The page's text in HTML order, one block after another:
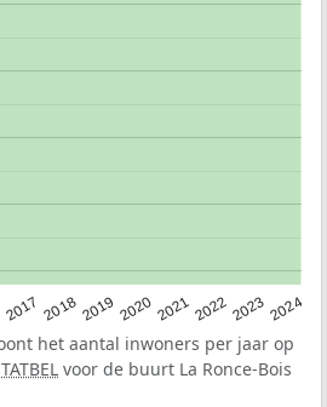
2017 20182019 20202021202220232024
het aantal inwoners per jaar op
voor de buurt La Ronce-Bois